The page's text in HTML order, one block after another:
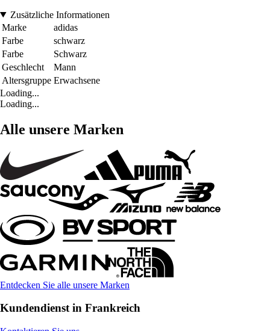
Zusätzliche Informationen
Marke
adidas
Farbe
schwarz
Farbe
Schwarz
Geschlecht
Mann
Altersgruppe Erwachsene
Loading...
Loading...
Alle unsere Marken
Entdecken Sie alle unsere Marken
Kundendienst in Frankreich